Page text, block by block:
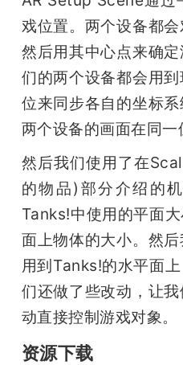
戏位置。两个设备都
然后用其中心点来确
们的两个设备都会用
位来同步各自的坐标
两个设备的画面在同一
然后我们使用了在
的物品)部分介绍的
Tanks!中使用的平面
面上物体的大小。然
用到Tanks!的水平面
们还做了些改动，让
动直接控制游戏对象。
资源下载